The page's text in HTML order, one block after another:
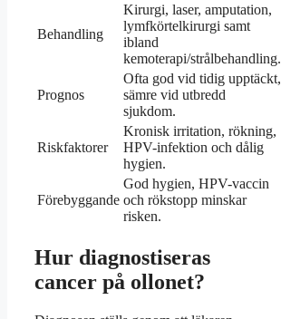
Behandling
Kirurgi, laser, amputation,
lymfkörtelkirurgi samt
ibland
kemoterapi/strålbehandling.
Prognos
Ofta god vid tidig upptäckt,
sämre vid utbredd
sjukdom.
Riskfaktorer
Kronisk irritation, rökning,
HPV-infektion och dålig
hygien.
Förebyggande
God hygien, HPV-vaccin
och rökstopp minskar
risken.
Hur diagnostiseras
cancer på ollonet?